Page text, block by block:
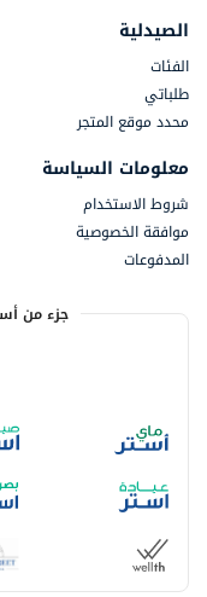
الصيدلية
الفئات
طلباتي
محدد موقع المتجر
معلومات السياسة
شروط الاستخدام
موافقة الخصوصية
المدفوعات
جزء من